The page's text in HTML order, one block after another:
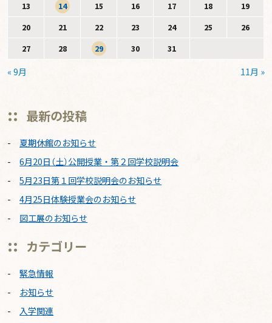
13 14 15 16 17 18 19
20 21 22 23 24 25 26
27 28 29 30 31
« 9月 11月 »
最新の投稿
夏期休館のお知らせ
6月20日（土）公開授業・第２回学校説明会
5月23日第１回学校説明会のお知らせ
4月25日体験授業会のお知らせ
図工展のお知らせ
カテゴリー
緊急情報
お知らせ
入学関連